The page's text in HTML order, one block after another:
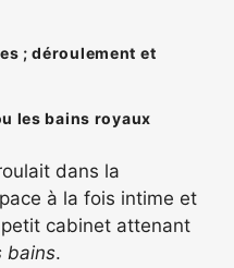
; déroulement et
les bains royaux
dans la
à la fois intime et
cabinet attenant
bains.